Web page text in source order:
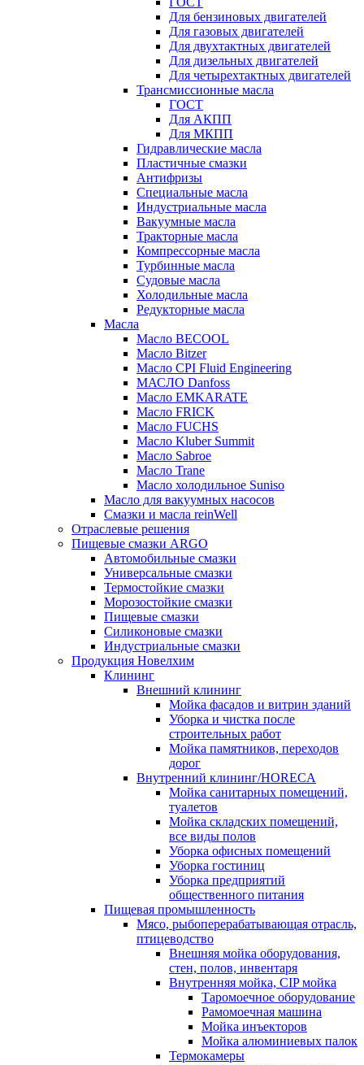
Для бензиновых двигателей
Для газовых двигателей
Для двухтактных двигателей
Для дизельных двигателей
Для четырехтактных двигателей
Трансмиссионные масла
ГОСТ
Для АКПП
Для МКПП
Гидравлические масла
Пластичные смазки
Антифризы
Специальные масла
Индустриальные масла
Вакуумные масла
Тракторные масла
Компрессорные масла
Турбинные масла
Судовые масла
Холодильные масла
Редукторные масла
Масла
Масло BECOOL
Масло Bitzer
Масло CPI Fluid Engineering
МАСЛО Danfoss
Масло EMKARATE
Масло FRICK
Масло FUCHS
Масло Kluber Summit
Масло Sabroe
Масло Trane
Масло холодильное Suniso
Масло для вакуумных насосов
Смазки и масла reinWell
Отраслевые решения
Пищевые смазки ARGO
Автомобильные смазки
Универсальные смазки
Термостойкие смазки
Морозостойкие смазки
Пищевые смазки
Силиконовые смазки
Индустриальные смазки
Продукция Новелхим
Клининг
Внешний клининг
Мойка фасадов и витрин зданий
Уборка и чистка после
строительных работ
Мойка памятников, переходов
дорог
Внутренний клининг/HORECA
Мойка санитарных помещений,
туалетов
Мойка складских помещений,
все виды полов
Уборка офисных помещений
Уборка гостиниц
Уборка предприятий
общественного питания
Пищевая промышленность
Мясо, рыбоперерабатывающая отрасль,
птицеводство
Внешняя мойка оборудования,
стен, полов, инвентаря
Внутренняя мойка, CIP мойка
Таромоечное оборудование
Рамомоечная машина
Мойка инъекторов
Мойка алюминиевых палок
Термокамеры